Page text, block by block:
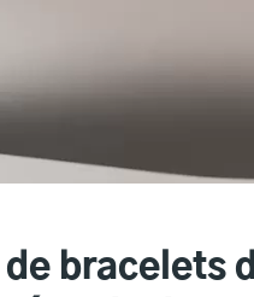
bracelets